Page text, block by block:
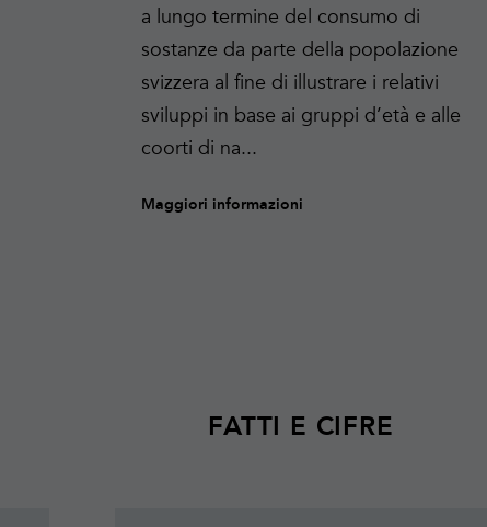
a lungo termine del consumo di
sostanze da parte della popolazione
svizzera al fine di illustrare i relativi
sviluppi in base ai gruppi d’età e alle
coorti di na...
Maggiori informazioni
FATTI E CIFRE